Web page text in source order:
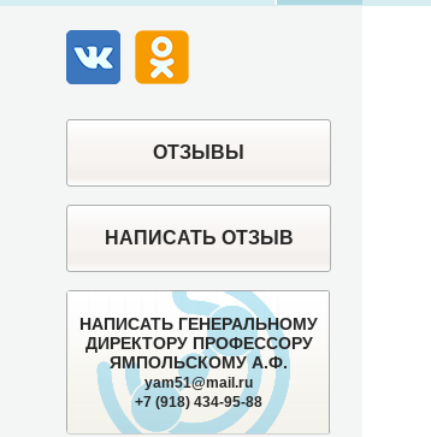
ВК
ОТЗЫВЫ
НАПИСАТЬ ОТЗЫВ
НАПИСАТЬ ГЕНЕРАЛЬНОМУ
ДИРЕКТОРУ ПРОФЕССОРУ
ЯМПОЛЬСКОМУ А.Ф.
yam51@mail.ru
+7 (918) 434-95-88